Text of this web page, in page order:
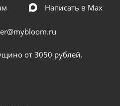
Написать в Мах
от 3050 рублей.